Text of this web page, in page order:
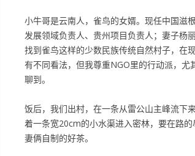
小牛哥是云南人，雀鸟的女婿。现任中国滋
发展领域负责人、贵州项目负责人；妻子杨
找到雀鸟这样的少数民族传统自然村子，在
有不同看法，但我尊重NGO里的行动派，
聊到。
饭后，我们出村，在一条从雷公山主峰流下
着一条宽20cm的小水渠进入密林，要在路
妻俩自制的好茶。